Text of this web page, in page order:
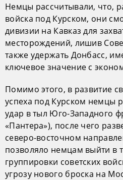
Немцы рассчитывали, что,
войска под Курском, они
дивизии на Кавказ для
месторождений, лишив
также удержать Донбасс,
ключевое значение с
Помимо этого, в развитие
успеха под Курском немцы
удар в тыл Юго-Западного
«Пантера»), после чего
северо-восточном
позволяло немцам выйти в
группировки советских
угрозу нового броска на